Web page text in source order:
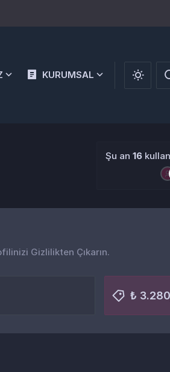
KURUMSAL
Şu an 16
Gizlilikten Çıkarın.
₺